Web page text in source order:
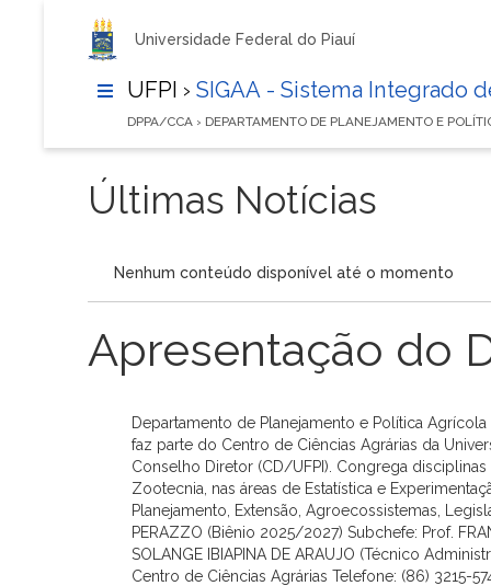
Universidade Federal do Piauí
UFPI › SIGAA - Sistema Integrado
DPPA/CCA › DEPARTAMENTO DE PLANEJAMENTO E
Últimas Notícias
Nenhum conteúdo disponível até o momento
Apresentação do
Departamento de Planejamento e Política
faz parte do Centro de Ciências Agrárias da
Conselho Diretor (CD/UFPI). Congrega
Zootecnia, nas áreas de Estatística e
Planejamento, Extensão, Agroecossistemas,
PERAZZO (Biênio 2025/2027) Subchefe: Prof.
SOLANGE IBIAPINA DE ARAUJO (Técnico
Centro de Ciências Agrárias Telefone: (86) 3215-